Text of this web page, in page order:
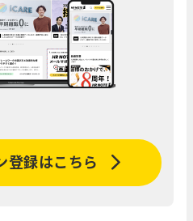
登録はこちら